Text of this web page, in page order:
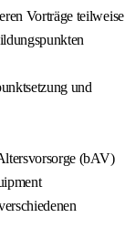
Vorträge teilweise
und
(bAV)